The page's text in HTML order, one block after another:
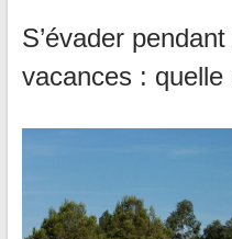
S’évader
vacances : quelle